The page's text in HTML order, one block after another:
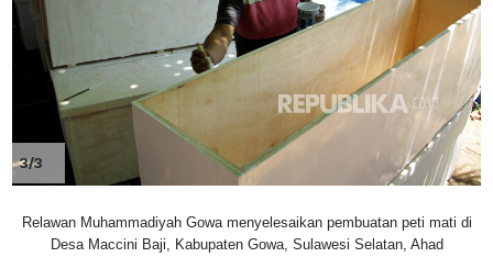
3/3
Relawan Muhammadiyah Gowa menyelesaikan pembuatan peti mati di
Desa Maccini Baji, Kabupaten Gowa, Sulawesi Selatan, Ahad